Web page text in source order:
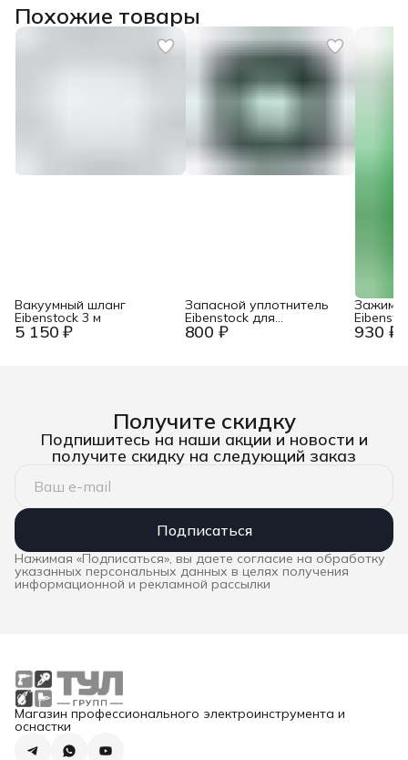
Похожие товары
5 150 ₽
Вакуумный шланг
Eibenstock 3 м
800 ₽
Запасной уплотнитель
Eibenstock для
центрирующего 930 ₽
Зажим
Получите скидку
Подпишитесь на наши акции и новости и
получите скидку на следующий заказ
Подписаться
Нажимая «Подписаться», вы даете согласие на обработку
указанных персональных данных в целях получения
информационной и рекламной рассылки
Магазин профессионального электроинструмента и
оснастки